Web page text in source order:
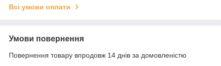
Всі умови оплати
Умови повернення
Повернення товару впродовж 14 днів за домовленістю